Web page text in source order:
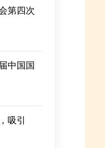
第四次
中国国
吸引